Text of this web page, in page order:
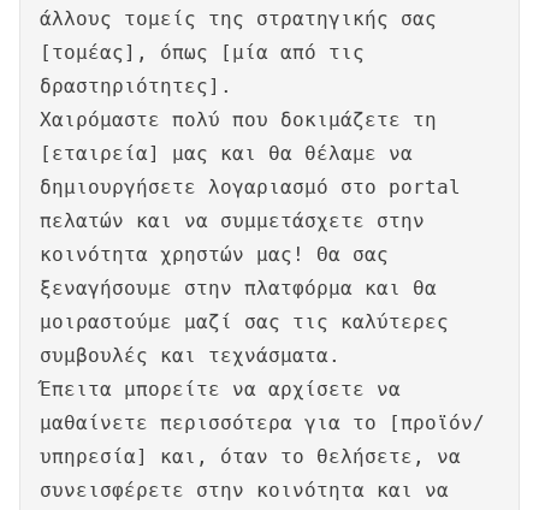
άλλους τομείς της στρατηγικής σας
[τομέας], όπως [μία από τις
δραστηριότητες].
Χαιρόμαστε πολύ που δοκιμάζετε τη
[εταιρεία] μας και θα θέλαμε να
δημιουργήσετε λογαριασμό στο portal
πελατών και να συμμετάσχετε στην
κοινότητα χρηστών μας! Θα σας
ξεναγήσουμε στην πλατφόρμα και θα
μοιραστούμε μαζί σας τις καλύτερες
συμβουλές και τεχνάσματα.
Έπειτα μπορείτε να αρχίσετε να
μαθαίνετε περισσότερα για το [προϊόν/
υπηρεσία] και, όταν το θελήσετε, να
συνεισφέρετε στην κοινότητα και να